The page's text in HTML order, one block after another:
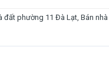
đất phường 11 Đà Lạt,Bán